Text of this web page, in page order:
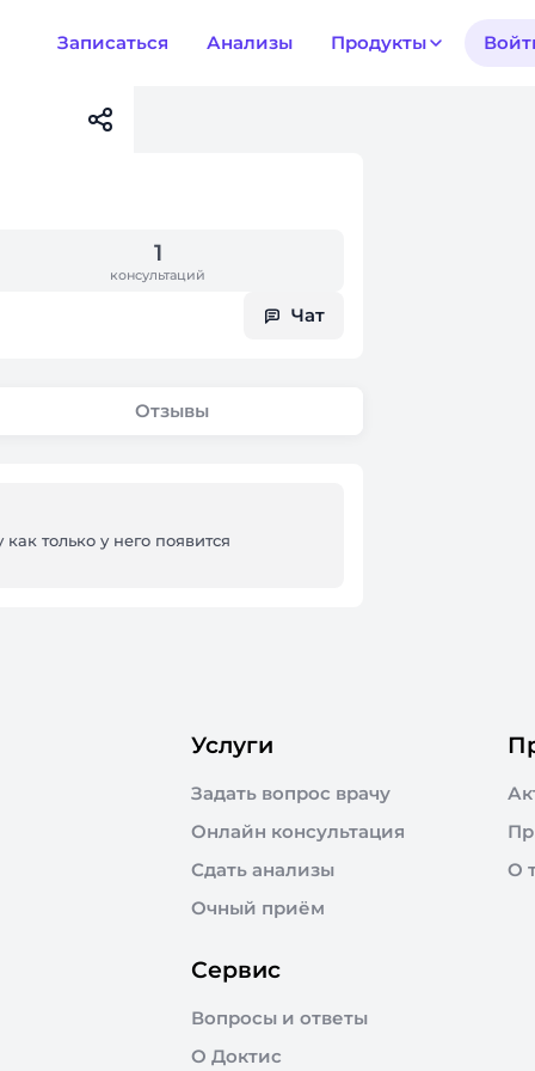
Записаться Анализы Продукты
1
консультаций
Чат
Отзывы
только у него появится
Услуги
Задать вопрос врачу
Онлайн консультация
Сдать анализы
Очный приём
О
Сервис
Вопросы и ответы
О Доктис